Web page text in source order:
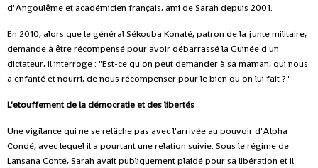
d'Angoulême et académicien français, ami de Sarah depuis 2001.
En 2010, alors que le général Sékouba Konaté, patron de la junte militaire,
demande à être récompensé pour avoir débarrassé la Guinée d'un
dictateur, il interroge : "Est-ce qu'on peut demander à sa maman, qui nous
a enfanté et nourri, de nous récompenser pour le bien qu'on lui fait ?"
L'etouffement de la démocratie et des libertés
Une vigilance qui ne se relâche pas avec l'arrivée au pouvoir d'Alpha
Condé, avec lequel il a pourtant une relation suivie. Sous le régime de
Lansana Conté, Sarah avait publiquement plaidé pour sa libération et il